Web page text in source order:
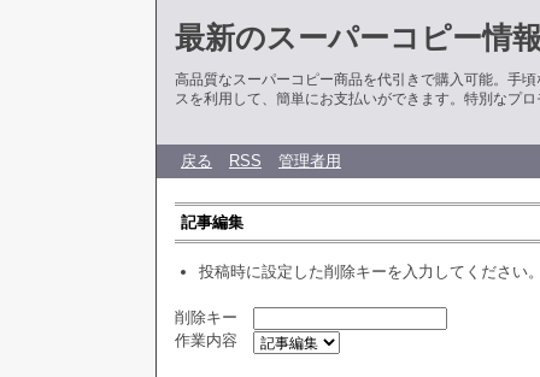
最新のスーパーコピー情
高品質なスーパーコピー商品を代引きで購入可能。手
スを利用して、簡単にお支払いができます。特別なプ
戻る RSS 管理者用
記事編集
投稿時に設定した削除キーを入力してください
削除キー
作業内容